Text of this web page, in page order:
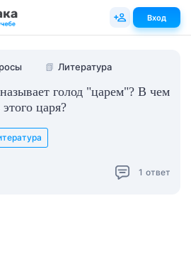
📗 Литература
голод "царем"? В чем
царя?
1 ответ
Вход